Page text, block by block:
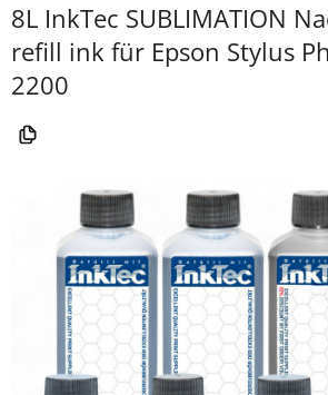
8L InkTec SUBLIMATION
refill ink für Epson Stylus
2200